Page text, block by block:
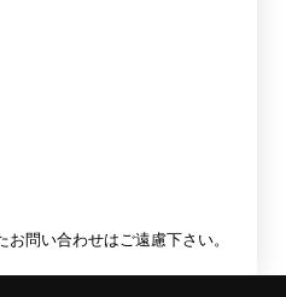
問い合わせはご遠慮下さい。